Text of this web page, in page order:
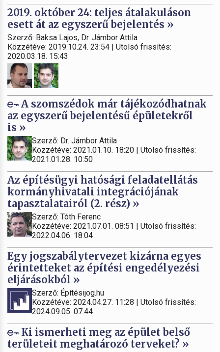
2019. október 24: teljes átalakuláson
esett át az egyszerű bejelentés »
Szerző: Baksa Lajos, Dr. Jámbor Attila
Közzétéve: 2019.10.24. 23:54 | Utolsó frissítés:
2020.03.18. 15:43
A szomszédok már tájékozódhatnak
az egyszerű bejelentésű épületekről
is »
Szerző: Dr. Jámbor Attila
Közzétéve: 2021.01.10. 18:20 | Utolsó frissítés:
2021.01.28. 10:50
Az építésügyi hatósági feladatellátás
kormányhivatali integrációjának
tapasztalatairól (2. rész) »
Szerző: Tóth Ferenc
Közzétéve: 2021.07.01. 08:51 | Utolsó frissítés:
2022.04.06. 18:04
Egy jogszabálytervezet kizárna egyes
érintetteket az építési engedélyezési
eljárásokból »
Szerző: Építésijog.hu
Közzétéve: 2024.04.27. 11:28 | Utolsó frissítés:
2024.09.05. 07:44
Ki ismerheti meg az épület belső
területeit meghatározó terveket? »